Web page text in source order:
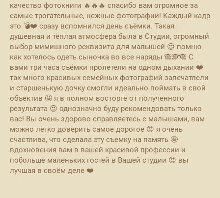
качество фотокниги 🔥🔥🔥 спасибо вам огромное за
самые трогательные, нежные фотографии! Каждый кадр
это 💣❤️ сразу вспомнился день съёмки. Такая
душевная и тёплая атмосфера была в Студии, огромный
выбор мимишного реквизита для малышей 😍 помню
как хотелось одеть сыночка во все наряды 🙈🙈🙈 С
вами три часа съёмки пролетели на одном дыхании ❤️
так много красивых семейных фотографий запечатлели
и старшенькую дочку смогли идеально поймать в свой
объектив 🤩 я в полном восторге от полученного
результата 😍 однозначно буду рекомендовать только
вас! Вы очень здорово справляетесь с малышами, вам
можно легко доверить самое дорогое 😍 я очень
счастлива, что сделала эту съемку на память 🤩
вдохновения вам в вашей красивой профессии и
побольше маленьких гостей в Вашей студии 😍 вы
лучшая в своём деле ❤️